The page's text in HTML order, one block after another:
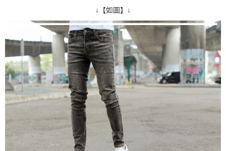
【「AFTEE先享後付」結帳流程】
１．於結帳方式選擇「AFTEE先享後付」後，將跳轉至「AFTEE先享後付」
結帳頁面，進行簡訊認證並確認金額後，即可完成結帳。
２．訂單成立數日內，您將收到繳費通知簡訊。
３．收到繳費通知簡訊後14天內，點擊此簡訊中的連結，可透過四大超商／
ATM／網路銀行／等多元方式進行付款，方視為交易完成。
※ 請注意：結帳手續完成當下不需立刻繳費，但若您需要取消訂單，請聯絡
購買商品的店家。未經商家同意取消之訂單仍視為有效，需透過AFTEE先享
後付繳納相關費用。
※ 交易是否成功請以「AFTEE先享後付 」之結帳頁面顯示為準，若有關於
是否繳費成功／繳費後需取消欲退款等相關疑問，請聯繫「AFTEE先享後付
https://netprotections.freshdesk.com/support/home
【注意事項】
１．透過由恩沛科技股份有限公司提供之「AFTEE先享後付」服務完成之交
易，需依本服務之必要範圍內提供個人資料，並將交易相關給付款項請求債
每筆NT$80，滿NT$1,800(含以上)免運費
先付款後全家取貨
每筆NT$80，滿NT$1,800(含以上)免運費
7-11付款取貨
每筆NT$80，滿NT$1,800(含以上)免運費
先付款後7-11取貨
每筆NT$80，滿NT$1,800(含以上)免運費
每筆NT$120，滿NT$3,000(含以上)免運費
↓【如圖】↓